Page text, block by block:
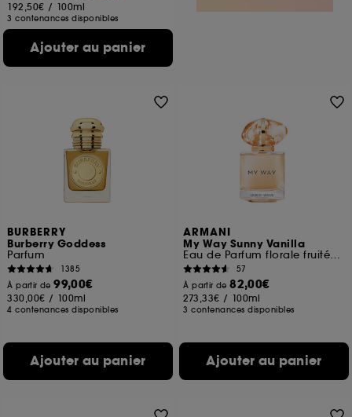
192,50€ / 100ml
3 contenances disponibles
Ajouter au panier
BURBERRY
Burberry Goddess
Parfum
1385
À partir de99,00€
330,00€ / 100ml
4 contenances disponibles
Ajouter au panier
ARMANI
My Way Sunny Vanilla
Eau de Parfum florale fruitée pour femme
57
À partir de82,00€
273,33€ / 100ml
3 contenances disponibles
Ajouter au panier